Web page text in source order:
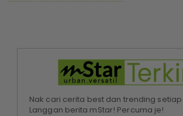
Nak cari cerita best dan trending
Langgan berita mStar! Percuma je!